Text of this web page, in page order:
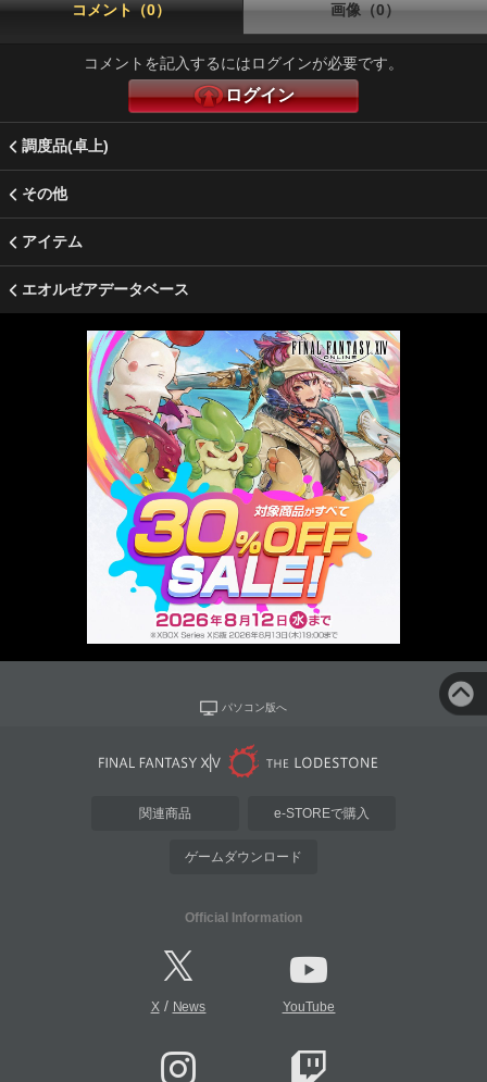
コメント（0） 画像（0）
コメントを記入するにはログインが必要です。
ログイン
調度品(卓上)
その他
アイテム
エオルゼアデータベース
パソコン版へ
関連商品 e-STOREで購入
ゲームダウンロード
Official Information
X/ News YouTube